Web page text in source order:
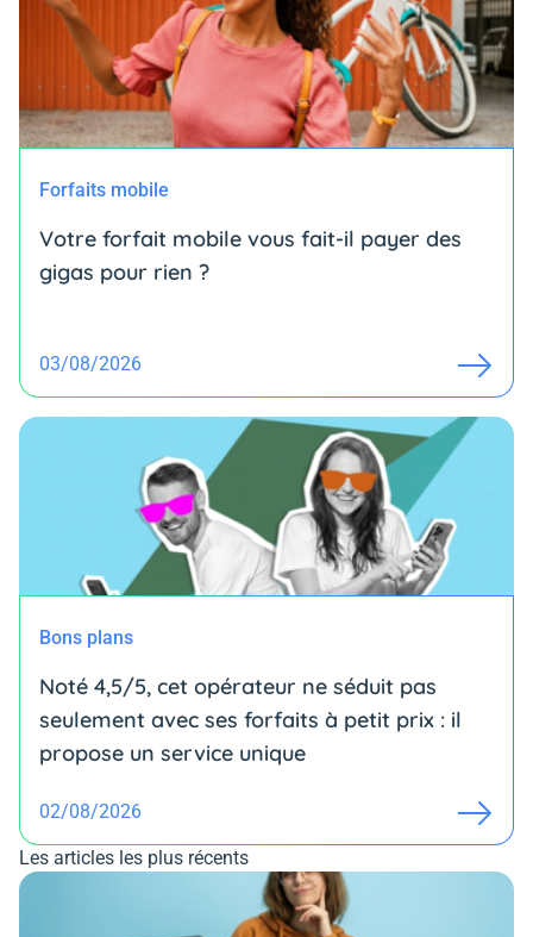
Forfaits mobile
Votre forfait mobile vous fait-il payer des
gigas pour rien ?
03/08/2026
Bons plans
Noté 4,5/5, cet opérateur ne séduit pas
seulement avec ses forfaits à petit prix : il
propose un service unique
02/08/2026
Les articles les plus récents